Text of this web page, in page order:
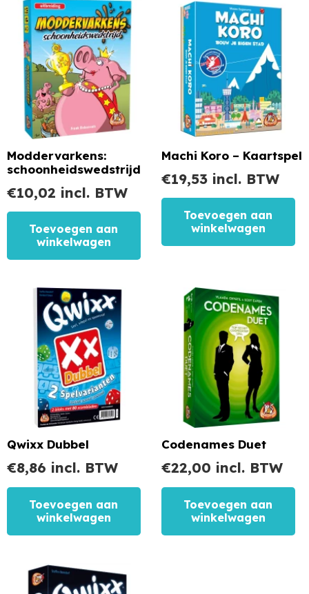
Moddervarkens:
schoonheidswedstrijd
€10,02 incl. BTW
Toevoegen aan
winkelwagen
Machi Koro – Kaartspel
€19,53 incl. BTW
Toevoegen aan
winkelwagen
Qwixx Dubbel
€8,86 incl. BTW
Toevoegen aan
winkelwagen
Codenames Duet
€22,00 incl. BTW
Toevoegen aan
winkelwagen